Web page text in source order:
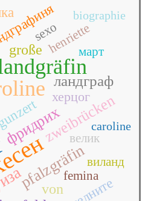
pfalzgräfin
фридрихzweibrücken
ландграф
große
von
херцог
femina
henriette
sexo
велик
виланд
март
biographie
caroline